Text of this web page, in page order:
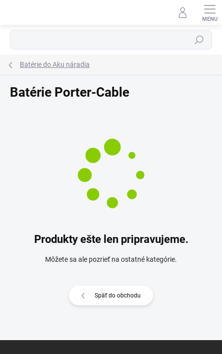
Hľadať
Batérie do Aku náradia
Batérie Porter-Cable
Produkty ešte len pripravujeme.
Môžete sa ale pozrieť na ostatné kategórie.
Späť do obchodu
⬇